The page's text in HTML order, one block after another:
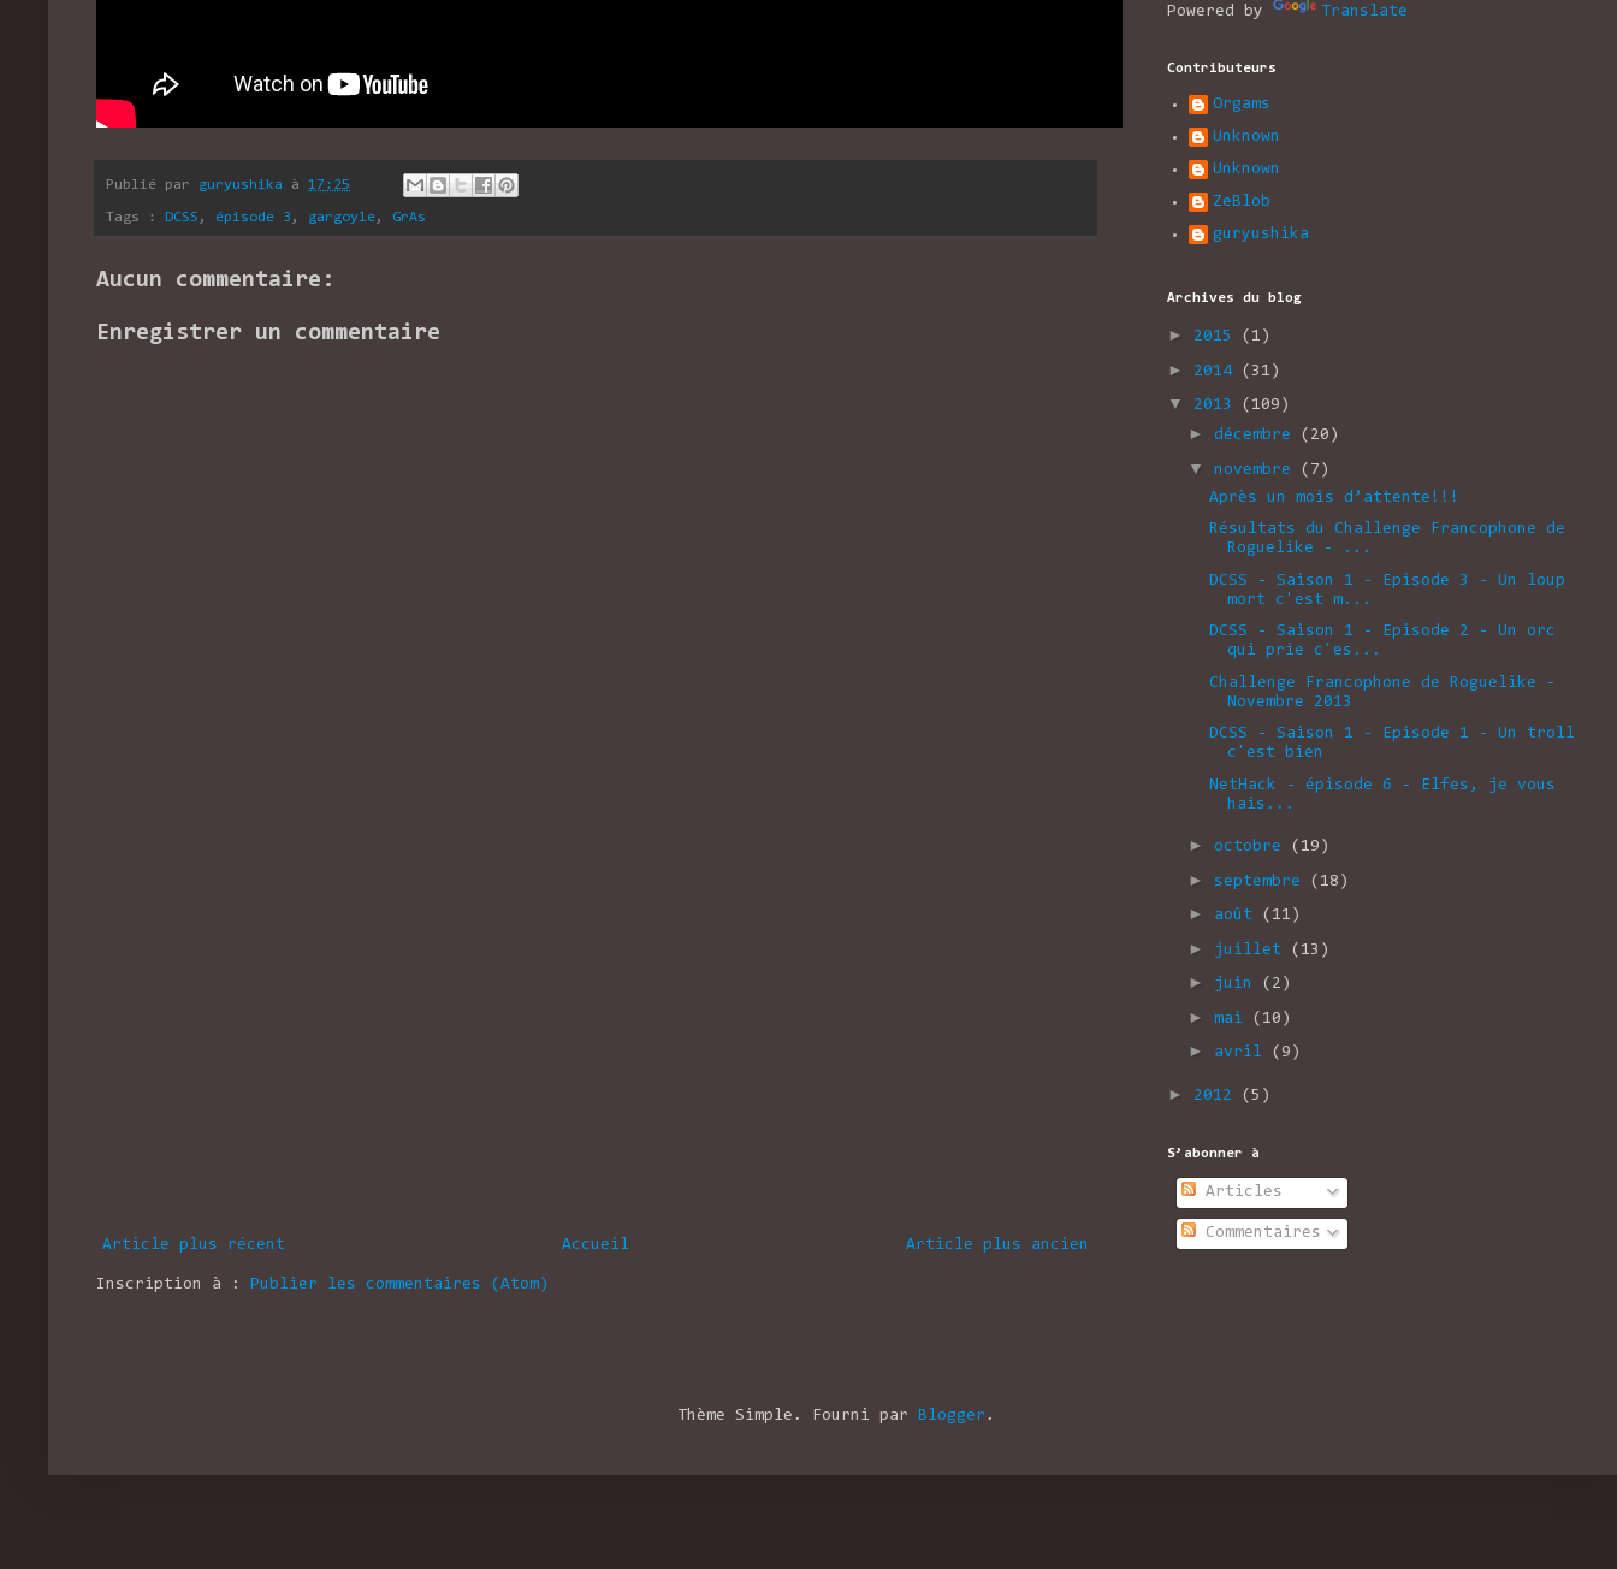
Publié par guryushika à 17:25
Tags : DCSS , épisode 3 , gargoyle, GrAs
Aucun commentaire:
Enregistrer un commentaire
Article plus récent Article plus ancien
Accueil
Inscription à : Publier les commentaires (Atom)
Powered by Translate
Contributeurs
Orgams
Unknown
Unknown
ZeBlob
guryushika
Archives du blog
► 2015 (1)
► 2014 (31)
▼ 2013 (109)
► décembre (20)
▼ novembre (7)
Après un mois d’attente!!!
Résultats du Challenge Francophone de
Roguelike - ...
DCSS - Saison 1 - Episode 3 - Un loup
mort c'est m...
DCSS - Saison 1 - Episode 2 - Un orc
qui prie c'es...
Challenge Francophone de Roguelike -
Novembre 2013
DCSS - Saison 1 - Episode 1 - Un troll
c'est bien
NetHack - épisode 6 - Elfes, je vous
hais...
► octobre (19)
► septembre (18)
► août (11)
► juillet (13)
► juin (2)
► mai (10)
► avril (9)
► 2012 (5)
S’abonner à
Articles
Commentaires
Thème Simple. Fourni par Blogger .